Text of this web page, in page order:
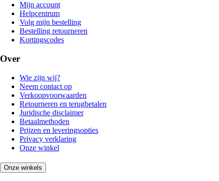
Mijn account
Helpcentrum
Volg mijn bestelling
Bestelling retourneren
Kortingscodes
Over
Wie zijn wij?
Neem contact op
Verkoopvoorwaarden
Retourneren en terugbetalen
Juridische disclaimer
Betaalmethoden
Prijzen en leveringsopties
Privacy verklaring
Onze winkel
Onze winkels